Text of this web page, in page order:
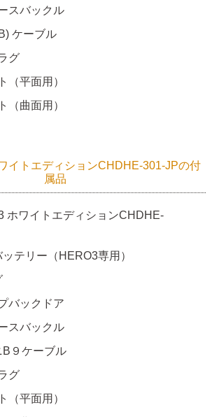
スバックル
ケーブル
グ
（平面用）
（曲面用）
イトエディションCHDHE-301-JPの付
属品
ホワイトエディションCHDHE-
テリー（HERO3専用）
バックドア
スバックル
９ケーブル
グ
（平面用）